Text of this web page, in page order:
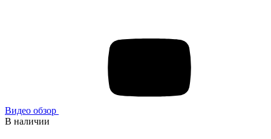
Видео обзор
В наличии